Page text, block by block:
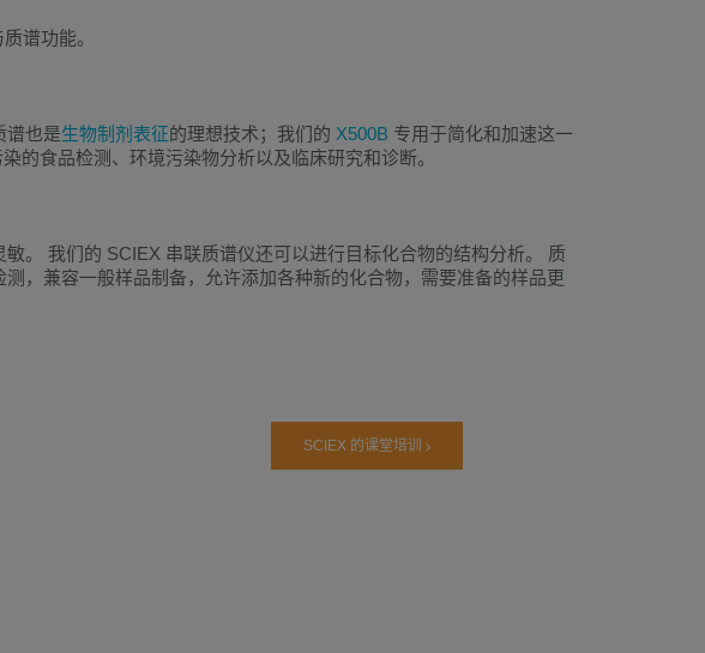
谱功能。
谱也是生物制剂表征的理想技术；我们的 X500B 专用于简化和加速这一
的食品检测、环境污染物分析以及临床研究和诊断。
。 我们的 SCIEX 串联质谱仪还可以进行目标化合物的结构分析。 质
，兼容一般样品制备，允许添加各种新的化合物，需要准备的样品更
SCIEX 的课堂培训